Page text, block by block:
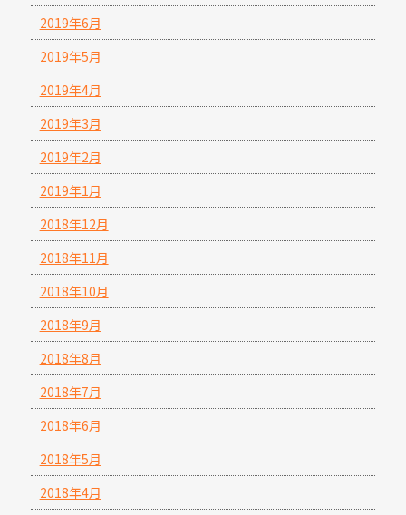
2019年6月
2019年5月
2019年4月
2019年3月
2019年2月
2019年1月
2018年12月
2018年11月
2018年10月
2018年9月
2018年8月
2018年7月
2018年6月
2018年5月
2018年4月